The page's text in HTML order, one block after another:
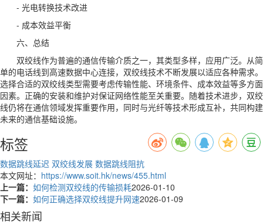
- 光电转换技术改进
- 成本效益平衡
六、总结
双绞线作为普遍的通信传输介质之一，其类型多样，应用广泛。从简
单的电话线到高速数据中心连接，双绞线技术不断发展以适应各种需求。
选择合适的双绞线类型需要考虑传输性能、环境条件、成本效益等多方面
因素。正确的安装和维护对保证网络性能至关重要。随着技术进步，双绞
线仍将在通信领域发挥重要作用，同时与光纤等技术形成互补，共同构建
未来的通信基础设施。
标签
数据跳线延迟 双绞线发展 数据跳线阻抗
本文网址： https://www.soit.hk/news/455.html
上一篇： 如何检测双绞线的传输损耗2026-01-10
下一篇： 如何正确选择双绞线提升网速2026-01-09
相关新闻